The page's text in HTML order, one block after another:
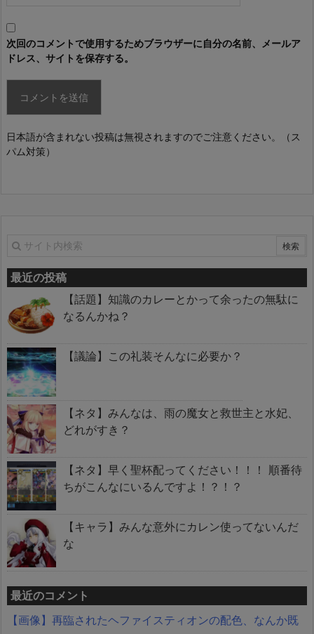
次回のコメントで使用するためブラウザーに自分の名前、メールア
ドレス、サイトを保存する。
日本語が含まれない投稿は無視されますのでご注意ください。（ス
パム対策）
最近の投稿
【話題】知識のカレーとかって余ったの無駄に
なるんかね？
【議論】この礼装そんなに必要か？
【ネタ】みんなは、雨の魔女と救世主と水妃、
どれがすき？
【ネタ】早く聖杯配ってください！！！ 順番待
ちがこんなにいるんですよ！？！？
【キャラ】みんな意外にカレン使ってないんだ
な
最近のコメント
【画像】再臨されたヘファイスティオンの配色、なんか既